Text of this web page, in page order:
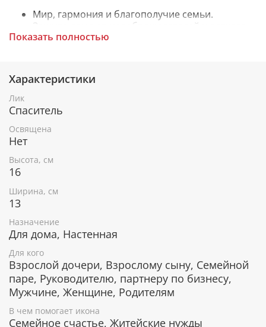
Мир, гармония и благополучие семьи.
Защита дома от недоброжелателей и всякого
зла.
Икону "Тайная вечеря" часто размещают на кухне
или в столовой, чтобы перед приемом пищи можно
было обратиться к Господу с благодарственной
молитвой.
Серебряное покрытие, ценные породы
дерева
Икона покрыта слоем чистого серебра 999 пробы. С
помощью современных технологий изделию
придается особая рельефность и выразительность.
Икона изготовлена из металлической пластины Miro
а верхний - из серебра.
Деревянная основа иконы изготавливается из
наиболее ценных пород лиственных деревьв.
Показать полностью
Характеристики
Лик
Спаситель
Освящена
Нет
Высота, см
16
Ширина, см
13
Назначение
Для дома, Настенная
Для кого
Взрослой дочери, Взрослому сыну, Семейной
паре, Руководителю, партнеру по бизнесу,
Мужчине, Женщине, Родителям
В чем помогает икона
Семейное счастье, Житейские нужды